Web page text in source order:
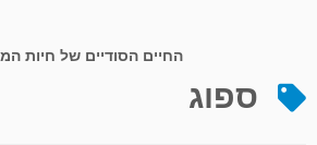
החיים הסודיים של חיות
ספוג